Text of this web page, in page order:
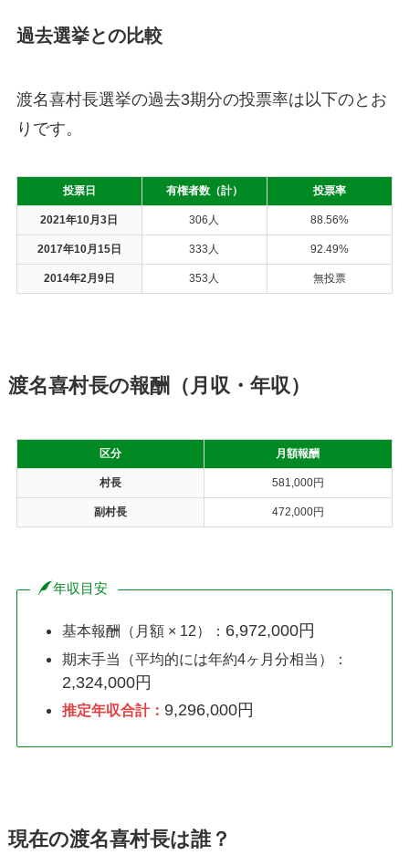
過去選挙との比較
渡名喜村長選挙の過去3期分の投票率は以下のとお
りです。
投票日 有権者数（計） 投票率
2021年10月3日 306人 88.56%
2017年10月15日 333人 92.49%
2014年2月9日 353人 無投票
渡名喜村長の報酬（月収・年収）
区分 月額報酬
村長 581,000円
副村長 472,000円
年収目安
基本報酬（月額 × 12）： 6,972,000円
期末手当（平均的には年約4ヶ月分相当）：
2,324,000円
推定年収合計：9,296,000円
現在の渡名喜村長は誰？